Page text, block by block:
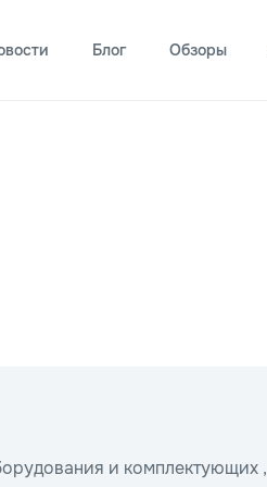
Блог Обзоры
и комплектующих ,